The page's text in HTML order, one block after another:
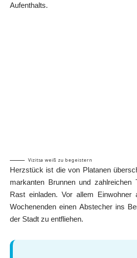
Aufenthalts.
Vizitsa weiß zu begeistern
Herzstück ist die von Platanen
markanten Brunnen und zahlreichen
Rast einladen. Vor allem
Wochenenden einen Abstecher ins
der Stadt zu entfliehen.